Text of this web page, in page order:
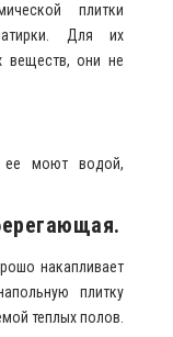
плитки
Для их
веществ, они не
ее моют водой,
накапливает
плитку
теплых полов.